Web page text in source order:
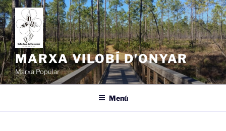
Vés
al
contingut
MARXA VILOBÍ D'ONYAR
Marxa Popular
Menú